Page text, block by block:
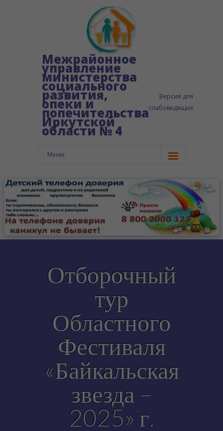
Межрайонное
управление
министерства
социального
развития,
опеки и
попечительства
Иркутской
области № 4
Версия для
слабовидящих
Меню
Сведения об организации
-- Структура управления
-- Положение о Межрайонном управлении
-- Специальная оценка условий труда
-- Контактная информация
-- Политика конфиденциальности
-- Согласие на обработку персональных данных
Полезная информация
---- Профилактика правонарушений на ЖД:
Отборочный
тур
Областного
Фестиваля
«Байкальская
звезда –
2025» г.